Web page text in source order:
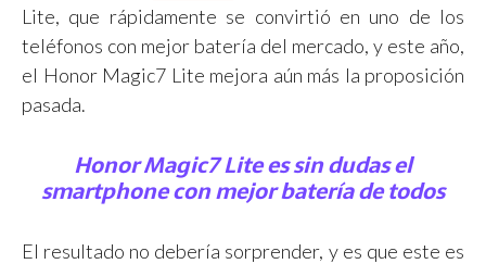
Lite, que rápidamente se convirtió en uno de los
teléfonos con mejor batería del mercado, y este año,
el Honor Magic7 Lite mejora aún más la proposición
pasada.
Honor Magic7 Lite es sin dudas el
smartphone con mejor batería de todos
El resultado no debería sorprender, y es que este es